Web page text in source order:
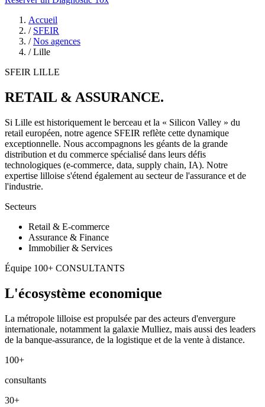
Accueil
/ SFEIR
/ Nos agences
/ Lille
SFEIR LILLE
RETAIL & ASSURANCE.
Si Lille est historiquement le berceau et la « Silicon Valley » du
retail européen, notre agence SFEIR reflète cette dynamique
exceptionnelle. Nous accompagnons les géants de la grande
distribution et du commerce spécialisé dans leurs défis
technologiques (e-commerce, data, supply chain, IA). Notre
expertise lilloise s'étend également au secteur de l'assurance et de
l'industrie.
Secteurs
Retail & E-commerce
Assurance & Finance
Immobilier & Services
Équipe 100+ CONSULTANTS
L'écosystème economique
La métropole lilloise est propulsée par des acteurs d'envergure
internationale, notamment la galaxie Mulliez, mais aussi des leaders
de la banque-assurance, de la logistique et de la vente à distance.
100+
consultants
30+